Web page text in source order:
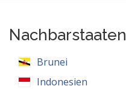
Nachbarstaaten
Brunei
Indonesien